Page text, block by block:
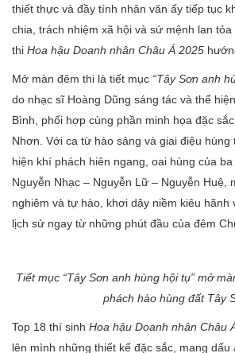
thiết thực và đầy tính nhân văn ấy tiếp tục
chia, trách nhiệm xã hội và sứ mệnh lan
thi Hoa hậu Doanh nhân Châu Á 2025
Mở màn đêm thi là tiết mục “Tây Sơn anh
do nhạc sĩ Hoàng Dũng sáng tác và thể
Bình, phối hợp cùng phần minh họa đặc
Nhơn. Với ca từ hào sảng và giai điệu hùng
hiện khí phách hiên ngang, oai hùng của
Nguyễn Nhạc – Nguyễn Lữ – Nguyễn Huệ,
nghiêm và tự hào, khơi dậy niềm kiêu hãnh
lịch sử ngay từ những phút đầu của đêm
Tiết mục “Tây Sơn anh hùng hội tụ” mở
phách hào hùng đất Tây
Top 18 thí sinh Hoa hậu Doanh nhân Châu
lên mình những thiết kế đặc sắc, mang dấu